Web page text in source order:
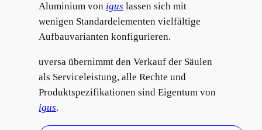
Aluminium von igus lassen sich mit
wenigen Standardelementen vielfältige
Aufbauvarianten konfigurieren.
uversa übernimmt den Verkauf der Säulen
als Serviceleistung, alle Rechte und
Produktspezifikationen sind Eigentum von
igus.